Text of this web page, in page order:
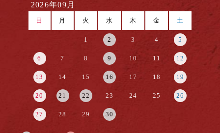
2026年09月
日 月 火 水 木 金 土
1 2 3 4 5
6 7 8 9 10 11 12
13 14 15 16 17 18 19
20 21 22 23 24 25 26
27 28 29 30